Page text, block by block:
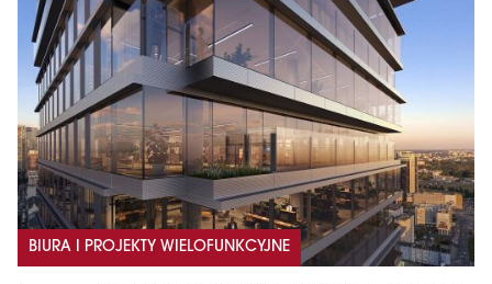
BIURA I PROJEKTY WIELOFUNKCYJNE